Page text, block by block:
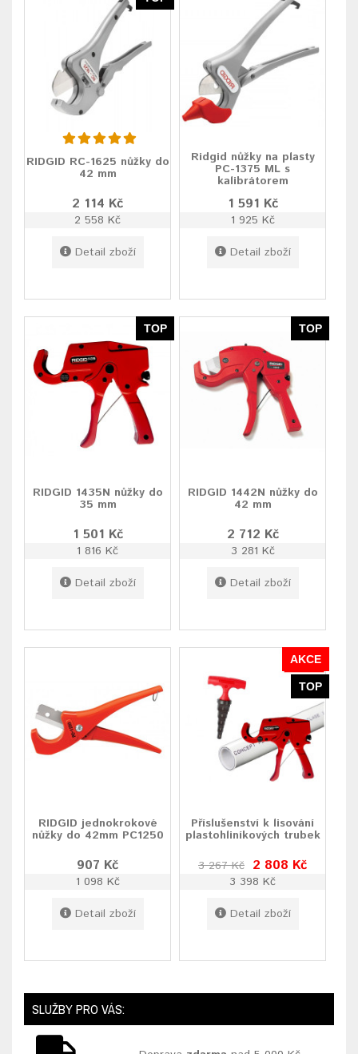
RIDGID RC-1625 nůžky do
42 mm
2 114 Kč
2 558 Kč
Detail zboží
Ridgid nůžky na plasty
PC-1375 ML s
kalibrátorem
1 591 Kč
1 925 Kč
Detail zboží
TOP
RIDGID 1435N nůžky do
35 mm
1 501 Kč
1 816 Kč
Detail zboží
TOP
RIDGID 1442N nůžky do
42 mm
2 712 Kč
3 281 Kč
Detail zboží
RIDGID jednokrokové
nůžky do 42mm PC1250
907 Kč
1 098 Kč
Detail zboží
AKCE
TOP
Příslušenství k lisování
plastohliníkových trubek
3 267 Kč 2 808 Kč
3 398 Kč
Detail zboží
SLUŽBY PRO VÁS: